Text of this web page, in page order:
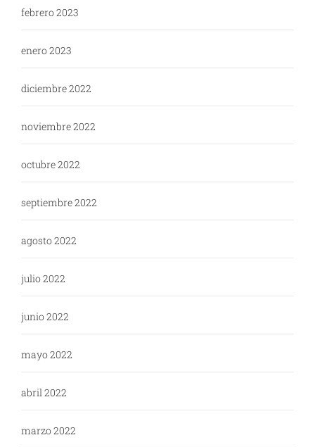
febrero 2023
enero 2023
diciembre 2022
noviembre 2022
octubre 2022
septiembre 2022
agosto 2022
julio 2022
junio 2022
mayo 2022
abril 2022
marzo 2022